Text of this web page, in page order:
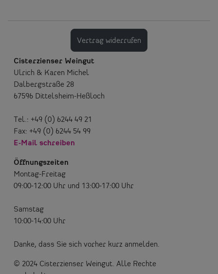
Vertrag widerrufen
Cisterzienser Weingut
Ulrich & Karen Michel
Dalbergstraße 28
67596 Dittelsheim-Heßloch
Tel.: +49 (0) 6244 49 21
Fax: +49 (0) 6244 54 99
E-Mail schreiben
Öffnungszeiten
Montag-Freitag
09:00-12:00 Uhr und 13:00-17:00 Uhr
Samstag
10:00-14:00 Uhr
Danke, dass Sie sich vorher kurz anmelden.
© 2024 Cisterzienser Weingut. Alle Rechte